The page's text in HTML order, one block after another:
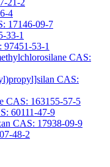
21-2
4
17146-09-7
33-1
53-1
CAS:
CAS:
CAS: 163155-57-5
60111-47-9
CAS: 17938-09-9
48-2